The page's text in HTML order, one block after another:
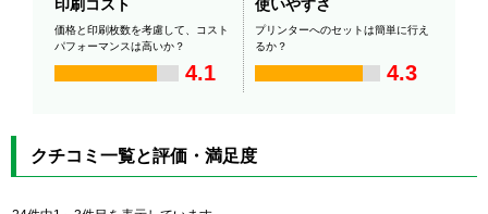
印刷コスト
価格と印刷枚数を考慮して、コスト
パフォーマンスは高いか？
4.1
使いやすさ
プリンターへのセットは簡単に行え
るか？
4.3
クチコミ一覧と評価・満足度